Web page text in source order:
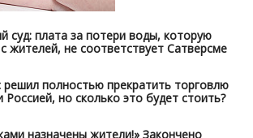
суд: плата за потери воды, которую
жителей, не соответствует Сатверсме
решил полностью прекратить торговлю
но сколько это будет стоить?
назначены жители!» Закончено